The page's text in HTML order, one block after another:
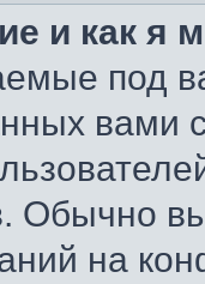
и как я
под
Обычно
на